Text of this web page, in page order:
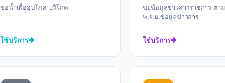
ขอน้ำเพื่ออุปโภค-บริโภค
ใช้บริการ
ขอข้อมูลข่าวสารราชการ ตาม
พ.ร.บ.ข้อมูลข่าวสาร
ใช้บริการ